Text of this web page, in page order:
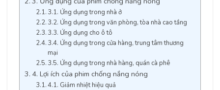
3.1. Ứng dụng trong nhà ở
3.2. Ứng dụng trong văn phòng, tòa nhà cao tầng
3.3. Ứng dụng cho ô tô
3.4. Ứng dụng trong cửa hàng, trung tâm thương
mại
3.5. Ứng dụng trong nhà hàng, quán cà phê
4. Lợi ích của phim chống nắng nóng
4.1. Giảm nhiệt hiệu quả